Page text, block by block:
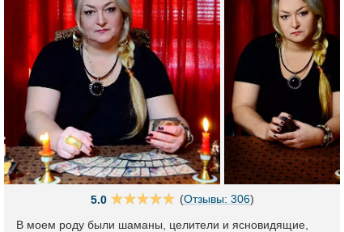
5.0 (Отзывы: 306)
В моем роду были шаманы, целители и ясновидящие,